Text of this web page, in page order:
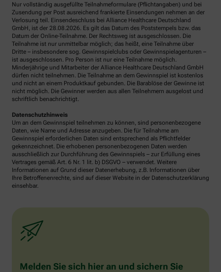
Nur vollständig ausgefüllte Teilnahmeformulare (Pflichtangaben) und bei
Zusendung per Post ausreichend frankierte Einsendungen nehmen an der
Verlosung teil. Einsendeschluss bei Alliance Healthcare Deutschland
GmbH, ist der 28.08.2026. Es gilt das Datum des Poststempels bzw. das
Datum der Online-Teilnahme. Der Rechtsweg ist ausgeschlossen. Die
Teilnahme ist nur unmittelbar möglich; das heißt, eine Teilnahme über
Dritte – insbesondere sog. Gewinnspielclubs oder Gewinnspielagenturen –
ist ausgeschlossen. Pro Person ist nur eine Teilnahme möglich.
Minderjährige und Mitarbeiter der Alliance Healthcare Deutschland GmbH
dürfen nicht teilnehmen. Die Teilnahme an dem Gewinnspiel ist kostenlos
und nicht an einem Produktkauf gebunden. Die Barablöse der Gewinne ist
nicht möglich. Die Gewinner werden aus allen Teilnehmern ausgelost und
schriftlich benachrichtigt.
Datenschutzhinweis
Um an dem Gewinnspiel teilnehmen zu können, sind personenbezogene
Daten, wie Name und Adresse anzugeben. Die für Teilnahme am
Gewinnspiel erforderlichen Daten sind entsprechend als Pflichtfelder
gekennzeichnet. Die erhobenen personenbezogenen Daten werden
ausschließlich zur Durchführung des Gewinnspiels – zur Erfüllung eines
Vertrages gemäß Art. 6 Nr. 1 lit. b) DSGVO – verwendet. Weitere
Informationen auf Grund dieser Datenerhebung, z.B. Informationen über
Ihre Betroffenenrechte, sind auf dieser Website in der Datenschutzerklärung
einsehbar.
Melden Sie sich hier an und sichern Sie